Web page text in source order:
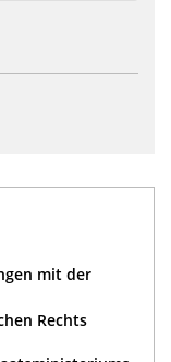
mit der
Rechts